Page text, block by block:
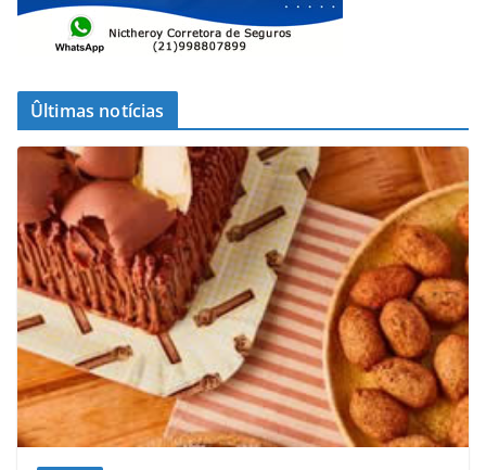
Ûltimas notícias